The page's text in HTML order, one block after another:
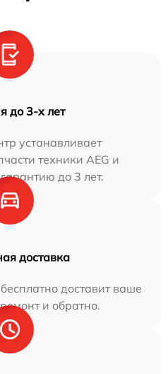
до 3-х лет
устанавливает
техники AEG и
до 3 лет.
доставка
доставит ваше
и обратно.